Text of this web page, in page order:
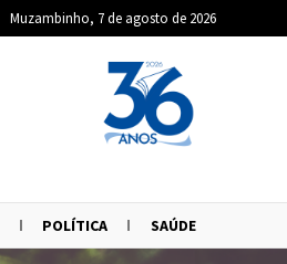
Muzambinho, 7 de agosto de 2026
POLÍTICA SAÚDE